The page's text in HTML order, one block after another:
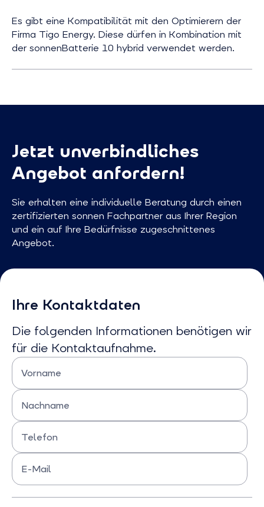
Es gibt eine Kompatibilität mit den Optimierern der
Firma Tigo Energy. Diese dürfen in Kombination mit
der sonnenBatterie 10 hybrid verwendet werden.
Jetzt unverbindliches
Angebot anfordern!
Sie erhalten eine individuelle Beratung durch einen
zertifizierten sonnen Fachpartner aus Ihrer Region
und ein auf Ihre Bedürfnisse zugeschnittenes
Angebot.
Ihre Kontaktdaten
Die folgenden Informationen benötigen wir
für die Kontaktaufnahme.
Vorname
Bitte Vornamen eingeben
Nachname
Bitte Nachnamen eingeben
Telefon
Bitte Telefonnummer eingeben
E-Mail